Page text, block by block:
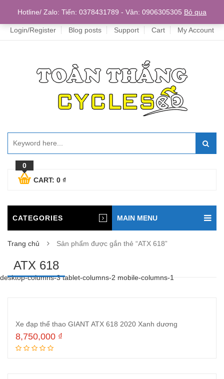
Home
Login/Register Blog posts Support Cart My Account
0
CART: 0 ₫
CATEGORIES MAIN MENU
Trang chủ Sản phẩm được gắn thẻ “ATX 618”
ATX 618
desktop-columns-3 tablet-columns-2 mobile-columns-1
Xe đạp thể thao GIANT ATX 618 2020 Xanh dương
8,750,000 ₫
Hotline/ Zalo: Tiến: 0378431789 - Vân: 0906305305 Bỏ qua